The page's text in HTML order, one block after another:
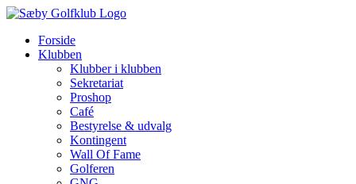
Skip
contentForside
Klubben
Klubber i klubben
Sekretariat
Proshop
Café
Bestyrelse & udvalg
Kontingent
Wall Of Fame
Golferen